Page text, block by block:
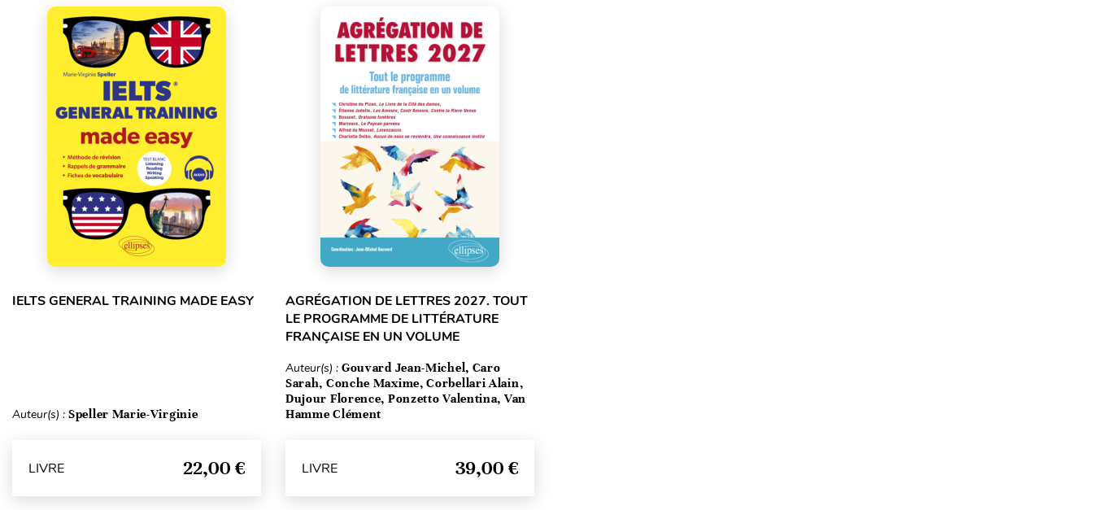
IELTS GENERAL TRAINING MADE EASY
Auteur(s) : Speller Marie-Virginie
LIVRE 22,00 €
AGRÉGATION DE LETTRES 2027. TOUT
LE PROGRAMME DE LITTÉRATURE
FRANÇAISE EN UN VOLUME
Auteur(s) : Gouvard Jean-Michel, Caro
Sarah, Conche Maxime, Corbellari Alain,
Dujour Florence, Ponzetto Valentina, Van
Hamme Clément
LIVRE 39,00 €